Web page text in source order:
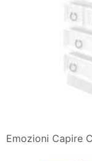
Emozioni Capire